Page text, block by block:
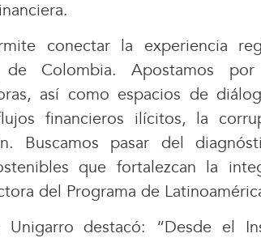
conectar la experiencia
Colombia. Apostamos
así como espacios de
financieros ilícitos, la
Buscamos pasar del
que fortalezcan la
del Programa de
destacó: “Desde el